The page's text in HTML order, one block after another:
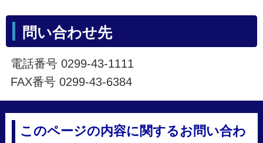
問い合わせ先
電話番号 0299-43-1111
FAX番号 0299-43-6384
このページの内容に関するお問い合わ